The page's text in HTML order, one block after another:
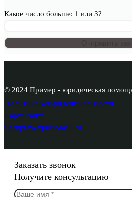
Какое число больше: 1 или 3?
© 2024 Пример - юридическая
Политика конфиденциальности
Карта сайта
voenprav@jurist-mail.ru
Заказать звонок
Получите консультацию